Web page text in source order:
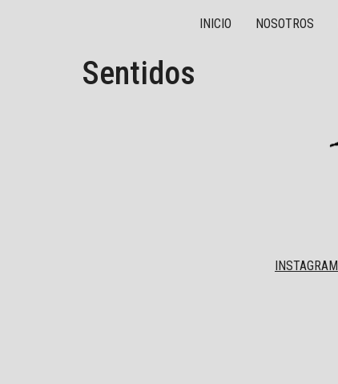
INICIO NOSOTROS
Sentidos
INSTAGRAM